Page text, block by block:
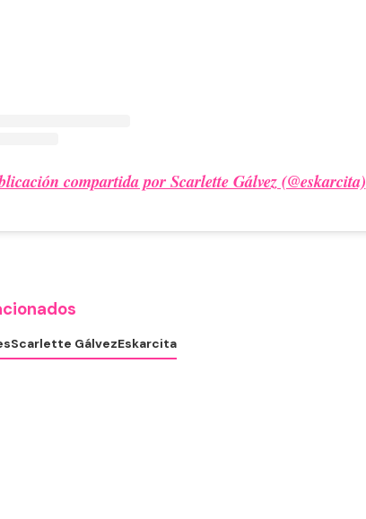
compartida por Scarlette Gálvez (@eskarcita)
Scarlette GálvezEskarcita